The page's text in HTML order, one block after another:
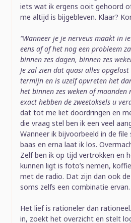
iets wat ik ergens ooit gehoord
me altijd is bijgebleven. Klaar?
“Wanneer je je nerveus maakt in
eens af of het nog een probleem
binnen zes dagen, binnen zes
Je zal zien dat quasi alles opgelost
termijn en is uzelf opvreten het
het binnen zes weken of maanden
exact hebben de zweetoksels u
dat tot me liet doordringen en
die vraag stel ben ik een veel
Wanneer ik bijvoorbeeld in de
baas en erna laat ik los.
Zelf ben ik op tijd vertrokken en
kunnen ligt is foto’s nemen,
met de radio. Dat zijn dan ook
soms zelfs een combinatie ervan.
Het lief is rationeler dan
in, zoekt het overzicht en stelt